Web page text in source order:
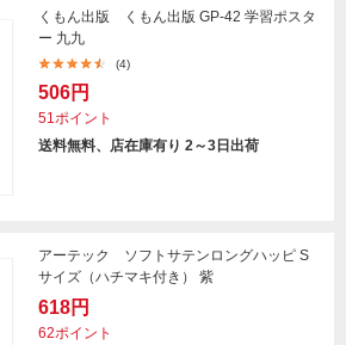
くもん出版 くもん出版 GP-42 学習ポスタ
ー 九九
(4)
506円
51ポイント
送料無料、店在庫有り 2～3日出荷
アーテック ソフトサテンロングハッピ S
サイズ（ハチマキ付き） 紫
618円
62ポイント